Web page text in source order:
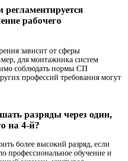
рабочего
зависит от сферы
для монтажника систем
соблюдать нормы СП
профессий требования могут
разряды через один,
на 4-й?
более высокий разряд, если
профессиональное обучение и